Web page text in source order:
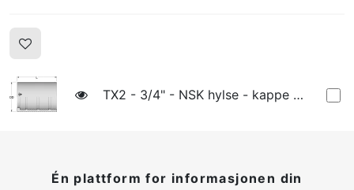
TX2 - 3/4" - NSK hylse - kappe - TX2-12 - 1236587
Én plattform for informasjonen din